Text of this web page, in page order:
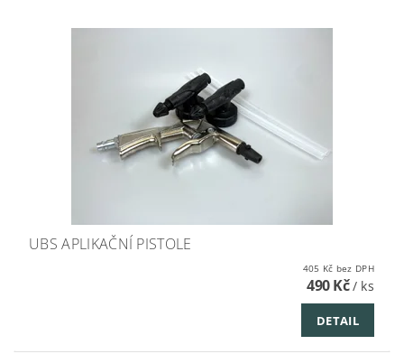
UBS APLIKAČNÍ PISTOLE
405 Kč bez DPH
490 Kč/ ks
DETAIL